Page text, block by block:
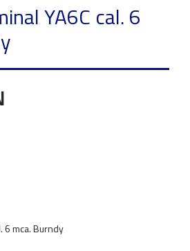
YA6C cal. 6
6 mca. Burndy